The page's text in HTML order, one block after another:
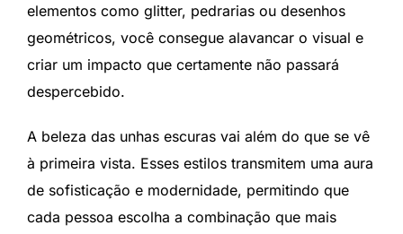
elementos como glitter, pedrarias ou desenhos
geométricos, você consegue alavancar o visual e
criar um impacto que certamente não passará
despercebido.
A beleza das unhas escuras vai além do que se vê
à primeira vista. Esses estilos transmitem uma aura
de sofisticação e modernidade, permitindo que
cada pessoa escolha a combinação que mais